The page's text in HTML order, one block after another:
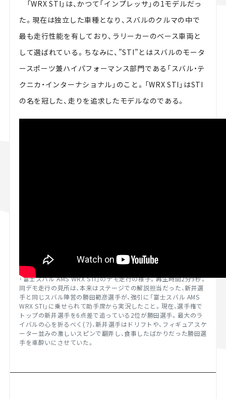
「WRX STI」は、かつて「インプレッサ」の1モデルだっ
た。現在は独立した車種となり、スバルのクルマの中で
最も走行性能を有しており、ラリーカーのベース車両と
して選ばれている。ちなみに、”STI”とはスバルのモータ
ースポーツ兼ハイパフォーマンス部門である「スバル・テ
クニカ・インターナショナル」のこと。「WRX STI」はSTI
の名を冠した、走りを追求したモデルなのである。
「富士スバル AMS WRX STI」のデモ走行の様子。再生時間2分9秒。
同デモ走行の見所は、本来はステージでの解説担当だった、新井選
手と同じスバル陣営の勝田範彦選手が、強引に「富士スバル AMS
WRX STI」に乗せられて助手席から実況したこと。現在、選手権で
トップの新井選手を6点差で追っている2位が勝田選手。最大のラ
イバルの心を折るべく(？)、新井選手はドリフトや、フィギュアスケ
ーター並みの激しいスピンで翻弄し、食事したばかりだった勝田選
手を車酔いにさせていた。